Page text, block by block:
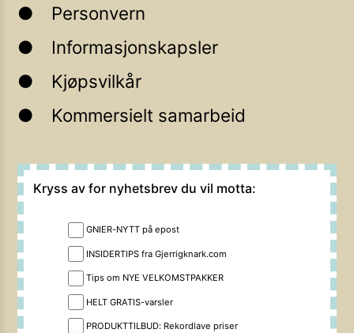
Personvern
Informasjonskapsler
Kjøpsvilkår
Kommersielt samarbeid
Kryss av for nyhetsbrev du vil motta:
GNIER-NYTT på epost
INSIDERTIPS fra Gjerrigknark.com
Tips om NYE VELKOMSTPAKKER
HELT GRATIS-varsler
PRODUKTTILBUD: Rekordlave priser